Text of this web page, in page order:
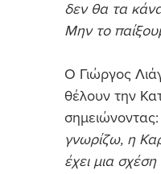
δεν θα τα
Μην το
Ο Γιώργος
θέλουν την
σημειώνοντας:
γνωρίζω, η
έχει μια